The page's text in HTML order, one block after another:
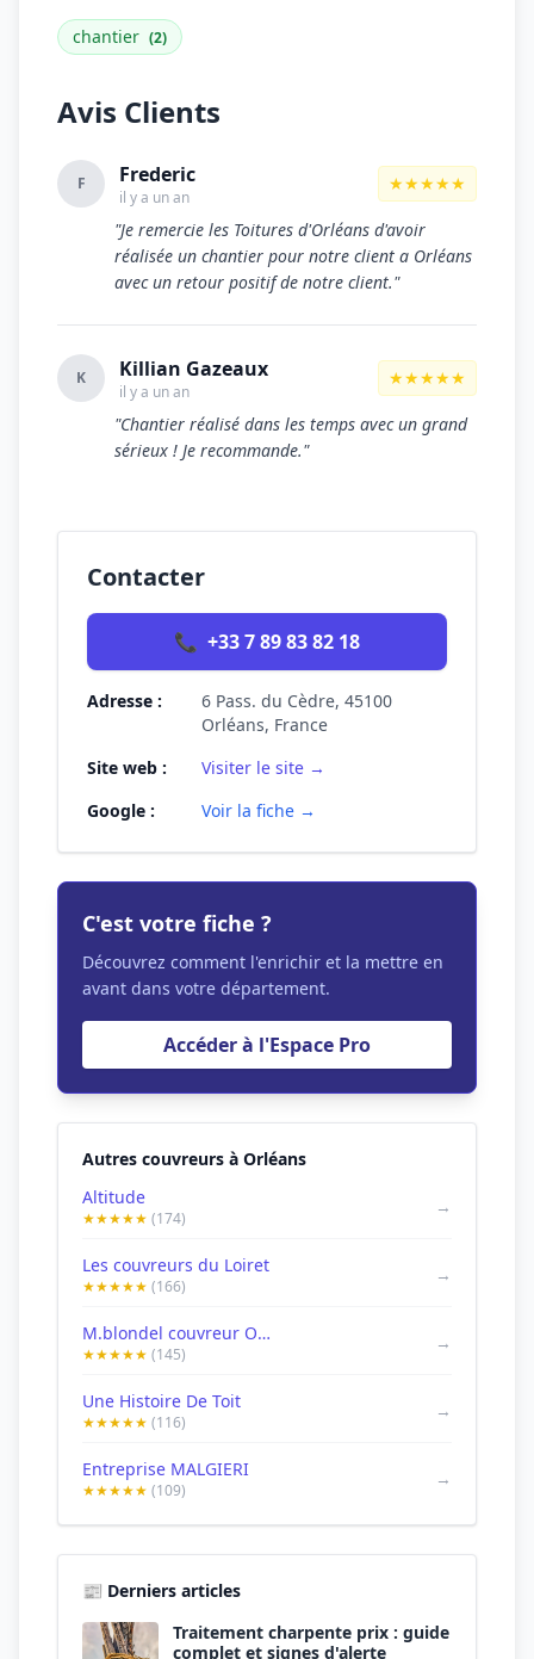
chantier (2)
Avis Clients
F Frederic
il y a un an
★★★★★
"Je remercie les Toitures d'Orléans d'avoir
réalisée un chantier pour notre client a Orléans
avec un retour positif de notre client."
K Killian Gazeaux
il y a un an
★★★★★
"Chantier réalisé dans les temps avec un grand
sérieux ! Je recommande."
Contacter
📞 +33 7 89 83 82 18
Adresse :
6 Pass. du Cèdre, 45100
Orléans, France
Site web :
Visiter le site →
Google :
Voir la fiche →
C'est votre fiche ?
Découvrez comment l'enrichir et la mettre en
avant dans votre département.
Accéder à l'Espace Pro
Autres couvreurs à Orléans
Altitude
★★★★★ (174)
→
Les couvreurs du Loiret
★★★★★ (166)
→
M.blondel couvreur Orléans loiret 45 entreprise de demoussage toiture Travaux de Couverture
★★★★★ (145)
→
Une Histoire De Toit
★★★★★ (116)
→
Entreprise MALGIERI
★★★★★ (109)
→
📰 Derniers articles
Traitement charpente prix : guide
complet et signes d'alerte